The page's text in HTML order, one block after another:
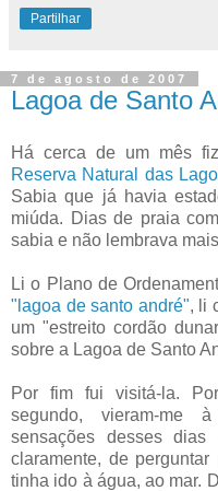
Partilhar
7 de agosto de 2007
Lagoa de Santo
Há cerca de um mês
Reserva Natural das
Sabia que já havia
miúda. Dias de praia
sabia e não lembrava
Li o Plano de
"lagoa de santo andré", li
um "estreito cordão
sobre a Lagoa de Santo
Por fim fui visitá-la.
segundo, vieram-me
sensações desses dias
claramente, de
tinha ido à água, ao mar.